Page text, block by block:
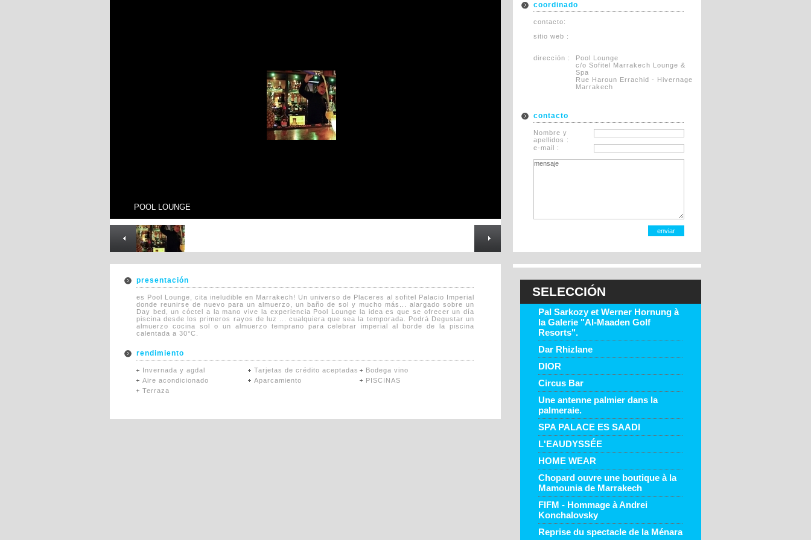
POOL LOUNGE
presentación
es Pool Lounge, cita ineludible en Marrakech! Un universo de Placeres al sofitel Palacio Imperial
donde reunirse de nuevo para un almuerzo, un baño de sol y mucho más... alargado sobre un
Day bed, un cóctel a la mano vive la experiencia Pool Lounge la idea es que se ofrecer un día
piscina desde los primeros rayos de luz ... cualquiera que sea la temporada. Podrá Degustar un
almuerzo cocina sol o un almuerzo temprano para celebrar imperial al borde de la piscina
calentada a 30°C.
rendimiento
Invernada y agdal Tarjetas de crédito aceptadas
Bodega vino
Aire acondicionado
Aparcamiento
PISCINAS
Terraza
coordinado
contacto:
sitio web :
dirección :
Pool Lounge
c/o Sofitel Marrakech Lounge &
Spa
Rue Haroun Errachid - Hivernage
Marrakech
contacto
Nombre y
apellidos :
e-mail :
SELECCIÓN
Pal Sarkozy et Werner Hornung à
la Galerie "Al-Maaden Golf
Resorts".
Dar Rhizlane
DIOR
Circus Bar
Une antenne palmier dans la
palmeraie.
SPA PALACE ES SAADI
L'EAUDYSSÉE
HOME WEAR
Chopard ouvre une boutique à la
Mamounia de Marrakech
FIFM - Hommage à Andrei
Konchalovsky
Reprise du spectacle de la Ménara